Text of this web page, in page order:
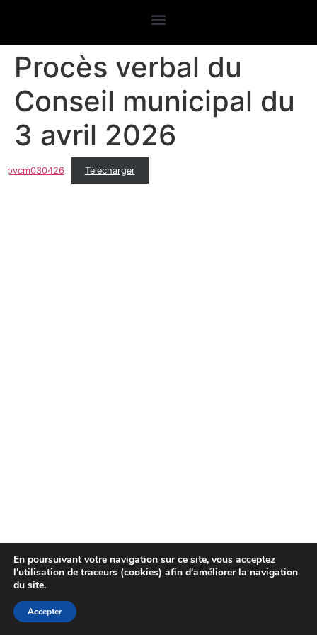
Procès verbal du
Conseil municipal du
3 avril 2026
pvcm030426 Télécharger
En poursuivant votre navigation sur ce site, vous acceptez
l'utilisation de traceurs (cookies) afin d'améliorer la navigation
du site.
Accepter